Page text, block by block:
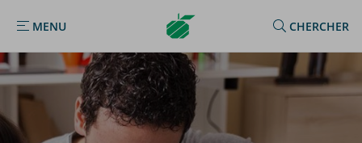
MENU
MENU
Argenta
Homepage
CHERCHER